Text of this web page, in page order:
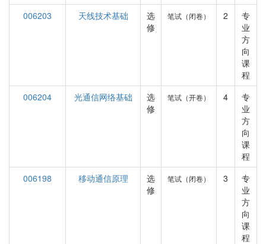
006203
天线技术基础
选
修
笔试（闭卷） 2
专
业
方
向
课
程
006204
光通信网络基础
选
修
笔试（开卷） 4
专
业
方
向
课
程
006198
移动通信原理
选
修
笔试（闭卷） 3
专
业
方
向
课
程